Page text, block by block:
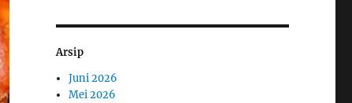
Arsip
Juni 2026
Mei 2026